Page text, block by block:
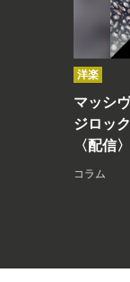
洋楽
マッシ
ジロッ
〈配信
コラム